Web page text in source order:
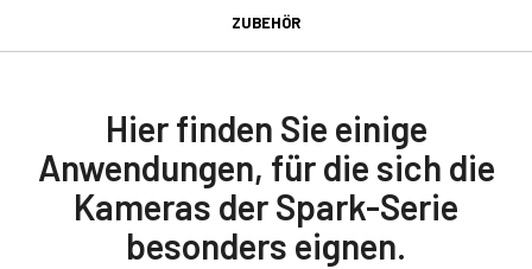
Area Scan
Farbe / Mono
Manual - SP-5000-CXP2
Datasheet - SP-5000-CXP2
Konformitätserklärung
ZUBEHÖR
poliger weiblicher
Eingangs-/Ausgangsstecker
GPIO & Stromversorgung 12-poliger weiblicher
Eingangs-/Ausgangsstecker und Kabel mit fliegenden Anschlüssen.
Hier finden Sie einige
Anwendungen, für die sich die
Kameras der Spark-Serie
besonders eignen.